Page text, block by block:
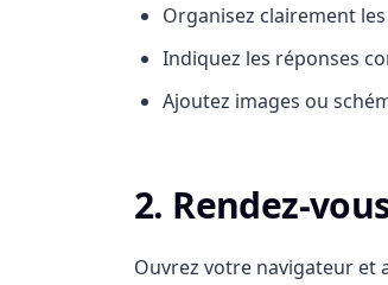
Organisez clairement
Indiquez les réponses
Ajoutez images ou
2. Rendez-
Ouvrez votre navigateur et